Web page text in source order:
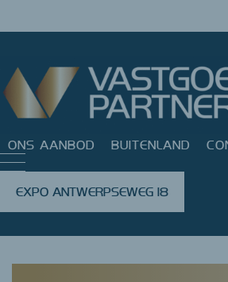
ONS AANBOD BUITENLAND
EXPO ANTWERPSEWEG 18